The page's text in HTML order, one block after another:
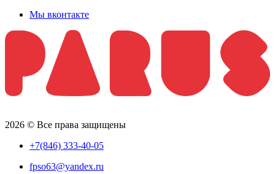
Мы вконтакте
2026 © Все права защищены
+7(846) 333-40-05
fpso63@yandex.ru